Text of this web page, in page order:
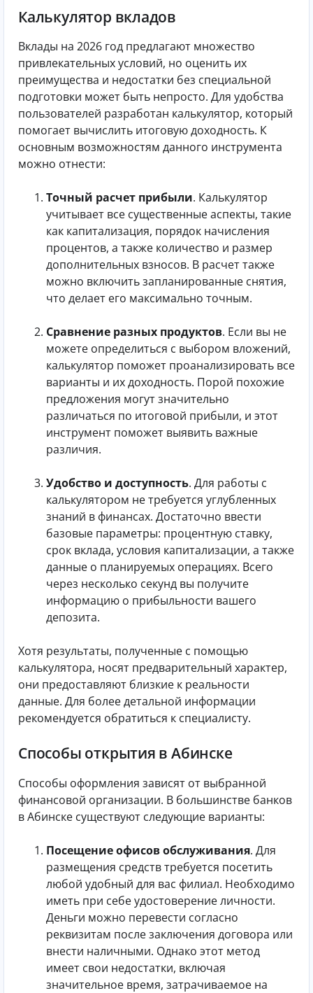
Калькулятор вкладов
Вклады на 2026 год предлагают множество
привлекательных условий, но оценить их
преимущества и недостатки без специальной
подготовки может быть непросто. Для удобства
пользователей разработан калькулятор, который
помогает вычислить итоговую доходность. К
основным возможностям данного инструмента
можно отнести:
Точный расчет прибыли. Калькулятор
учитывает все существенные аспекты, такие
как капитализация, порядок начисления
процентов, а также количество и размер
дополнительных взносов. В расчет также
можно включить запланированные снятия,
что делает его максимально точным.
Сравнение разных продуктов. Если вы не
можете определиться с выбором вложений,
калькулятор поможет проанализировать все
варианты и их доходность. Порой похожие
предложения могут значительно
различаться по итоговой прибыли, и этот
инструмент поможет выявить важные
различия.
Удобство и доступность. Для работы с
калькулятором не требуется углубленных
знаний в финансах. Достаточно ввести
базовые параметры: процентную ставку,
срок вклада, условия капитализации, а также
данные о планируемых операциях. Всего
через несколько секунд вы получите
информацию о прибыльности вашего
депозита.
Хотя результаты, полученные с помощью
калькулятора, носят предварительный характер,
они предоставляют близкие к реальности
данные. Для более детальной информации
рекомендуется обратиться к специалисту.
Способы открытия в Абинске
Способы оформления зависят от выбранной
финансовой организации. В большинстве банков
в Абинске существуют следующие варианты:
Посещение офисов обслуживания. Для
размещения средств требуется посетить
любой удобный для вас филиал. Необходимо
иметь при себе удостоверение личности.
Деньги можно перевести согласно
реквизитам после заключения договора или
внести наличными. Однако этот метод
имеет свои недостатки, включая
значительное время, затрачиваемое на